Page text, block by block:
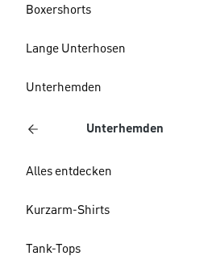
Boxershorts
Lange Unterhosen
Unterhemden
Unterhemden
Alles entdecken
Kurzarm-Shirts
Tank-Tops